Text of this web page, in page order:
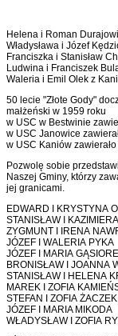
Helena i Roman
Władysława i Józef
Franciszka i Stanisław
Ludwina i Franciszek
Waleria i Emil Olek z
50 lecie "Złote Gody"
małżeński w 1959 roku
w USC w Bestwinie
w USC Janowice
w USC Kaniów
Pozwolę sobie
Naszej Gminy, którzy
jej granicami.
EDWARD I KRYSTYNA
STANISŁAW I
ZYGMUNT I IRENA
JÓZEF I WALERIA PYKA
JÓZEF I MARIA
BRONISŁAW I JOANNA
STANISŁAW I HELENA
MAREK I ZOFIA
STEFAN I ZOFIA ŻACZEK
JÓZEF I MARIA MIKODA
WŁADYSŁAW I ZOFIA